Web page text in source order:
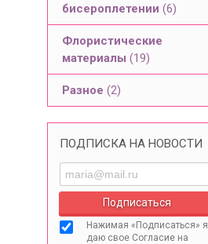
бисероплетении (6)
Флористические
материалы (19)
Разное (2)
ПОДПИСКА НА НОВОСТИ
Нажимая «Подписаться» я
даю свое Согласие на